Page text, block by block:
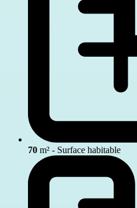
70 m² - Surface habitable